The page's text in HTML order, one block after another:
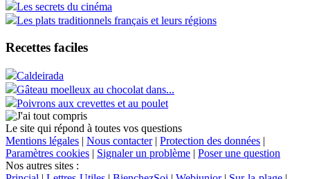
Les secrets du cinéma
Les plats traditionnels français et leurs régions
Recettes faciles
Caldeirada
Gâteau moelleux au chocolat dans...
Poivrons aux crevettes et au poulet
Le site qui répond à toutes vos questions
Mentions légales | Nous contacter| Protection des données |
Paramètres cookies | Signaler un problème | Poser une question
Nos autres sites :